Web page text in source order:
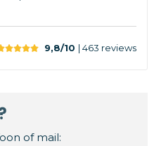
9,8/10 | 463 reviews
of mail: